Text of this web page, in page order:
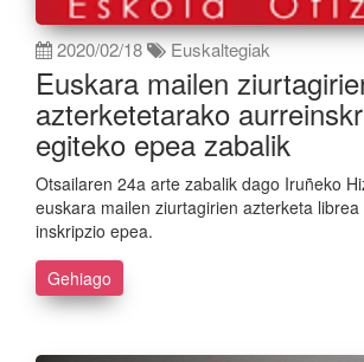
2020/02/18 Euskaltegiak
Euskara mailen
azterketetarako
egiteko epea zabalik
Otsailaren 24a arte zabalik dago Iruñeko
euskara mailen ziurtagirien azterketa
inskripzio epea.
Gehiago